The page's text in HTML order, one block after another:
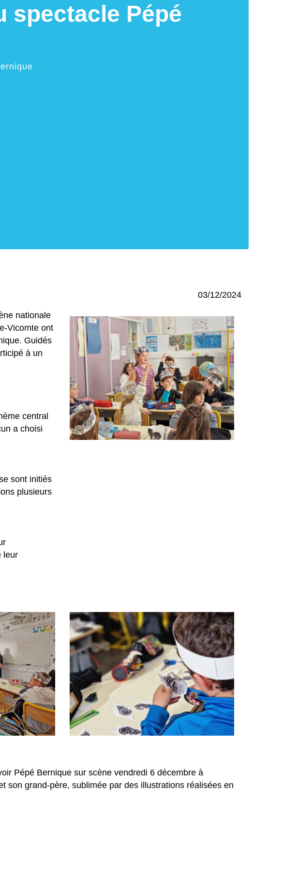
spectacle Pépé
03/12/2024
nationale
Vicomte ont
Guidés
à un
central
a choisi
sont initiés
plusieurs
leur
Pépé Bernique sur scène vendredi 6 décembre à
son grand-père, sublimée par des illustrations réalisées en